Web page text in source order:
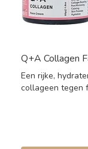
Q+A Collagen
Een rijke,
collageen tegen